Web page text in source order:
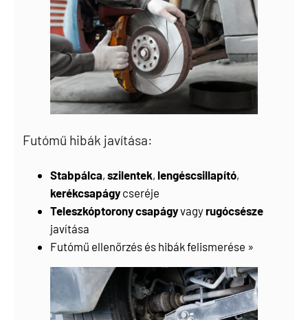
Futómű hibák javítása:
Stabpálca,szilentek,lengéscsillapító,
kerékcsapágy cseréje
Teleszkóptorony csapágyvagyrugócsésze
javítása
Futómű ellenőrzés és hibák felismerése »